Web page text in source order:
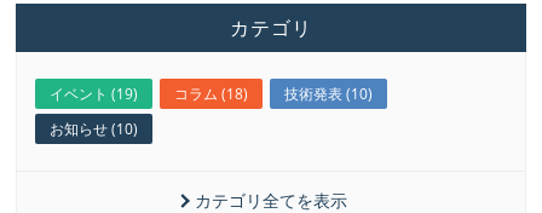
カテゴリ
イベント (19) コラム (18)
技術発表 (10)
お知らせ (10)
カテゴリ全てを表示